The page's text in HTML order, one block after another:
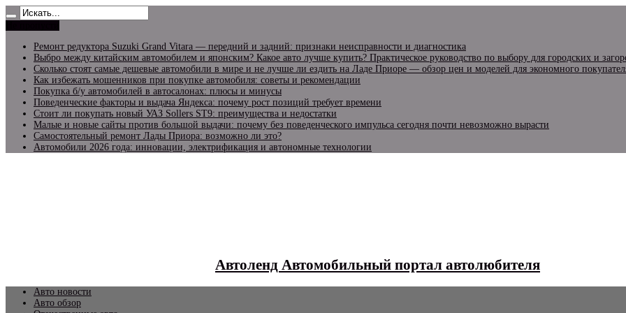
Ремонт редуктора Suzuki Grand Vitara — передний и задний: признаки неисправности и диагностика
Выбро между китайским автомобилем и японским? Какое авто лучше купить? Практическое руководство по выбору для городских и
Сколько стоят самые дешевые автомобили в мире и не лучше ли ездить на Ладе Приоре — обзор цен и моделей для экономного
Как избежать мошенников при покупке автомобиля: советы и рекомендации
Покупка б/у автомобилей в автосалонах: плюсы и минусы
Поведенческие факторы и выдача Яндекса: почему рост позиций требует времени
Стоит ли покупать новый УАЗ Sollers ST9: преимущества и недостатки
Малые и новые сайты против большой выдачи: почему без поведенческого импульса сегодня почти невозможно вырасти
Самостоятельный ремонт Лады Приора: возможно ли это?
Автомобили 2026 года: инновации, электрификация и автономные технологии
Автоленд Автомобильный портал автолюбителя
Авто новости
Авто обзор